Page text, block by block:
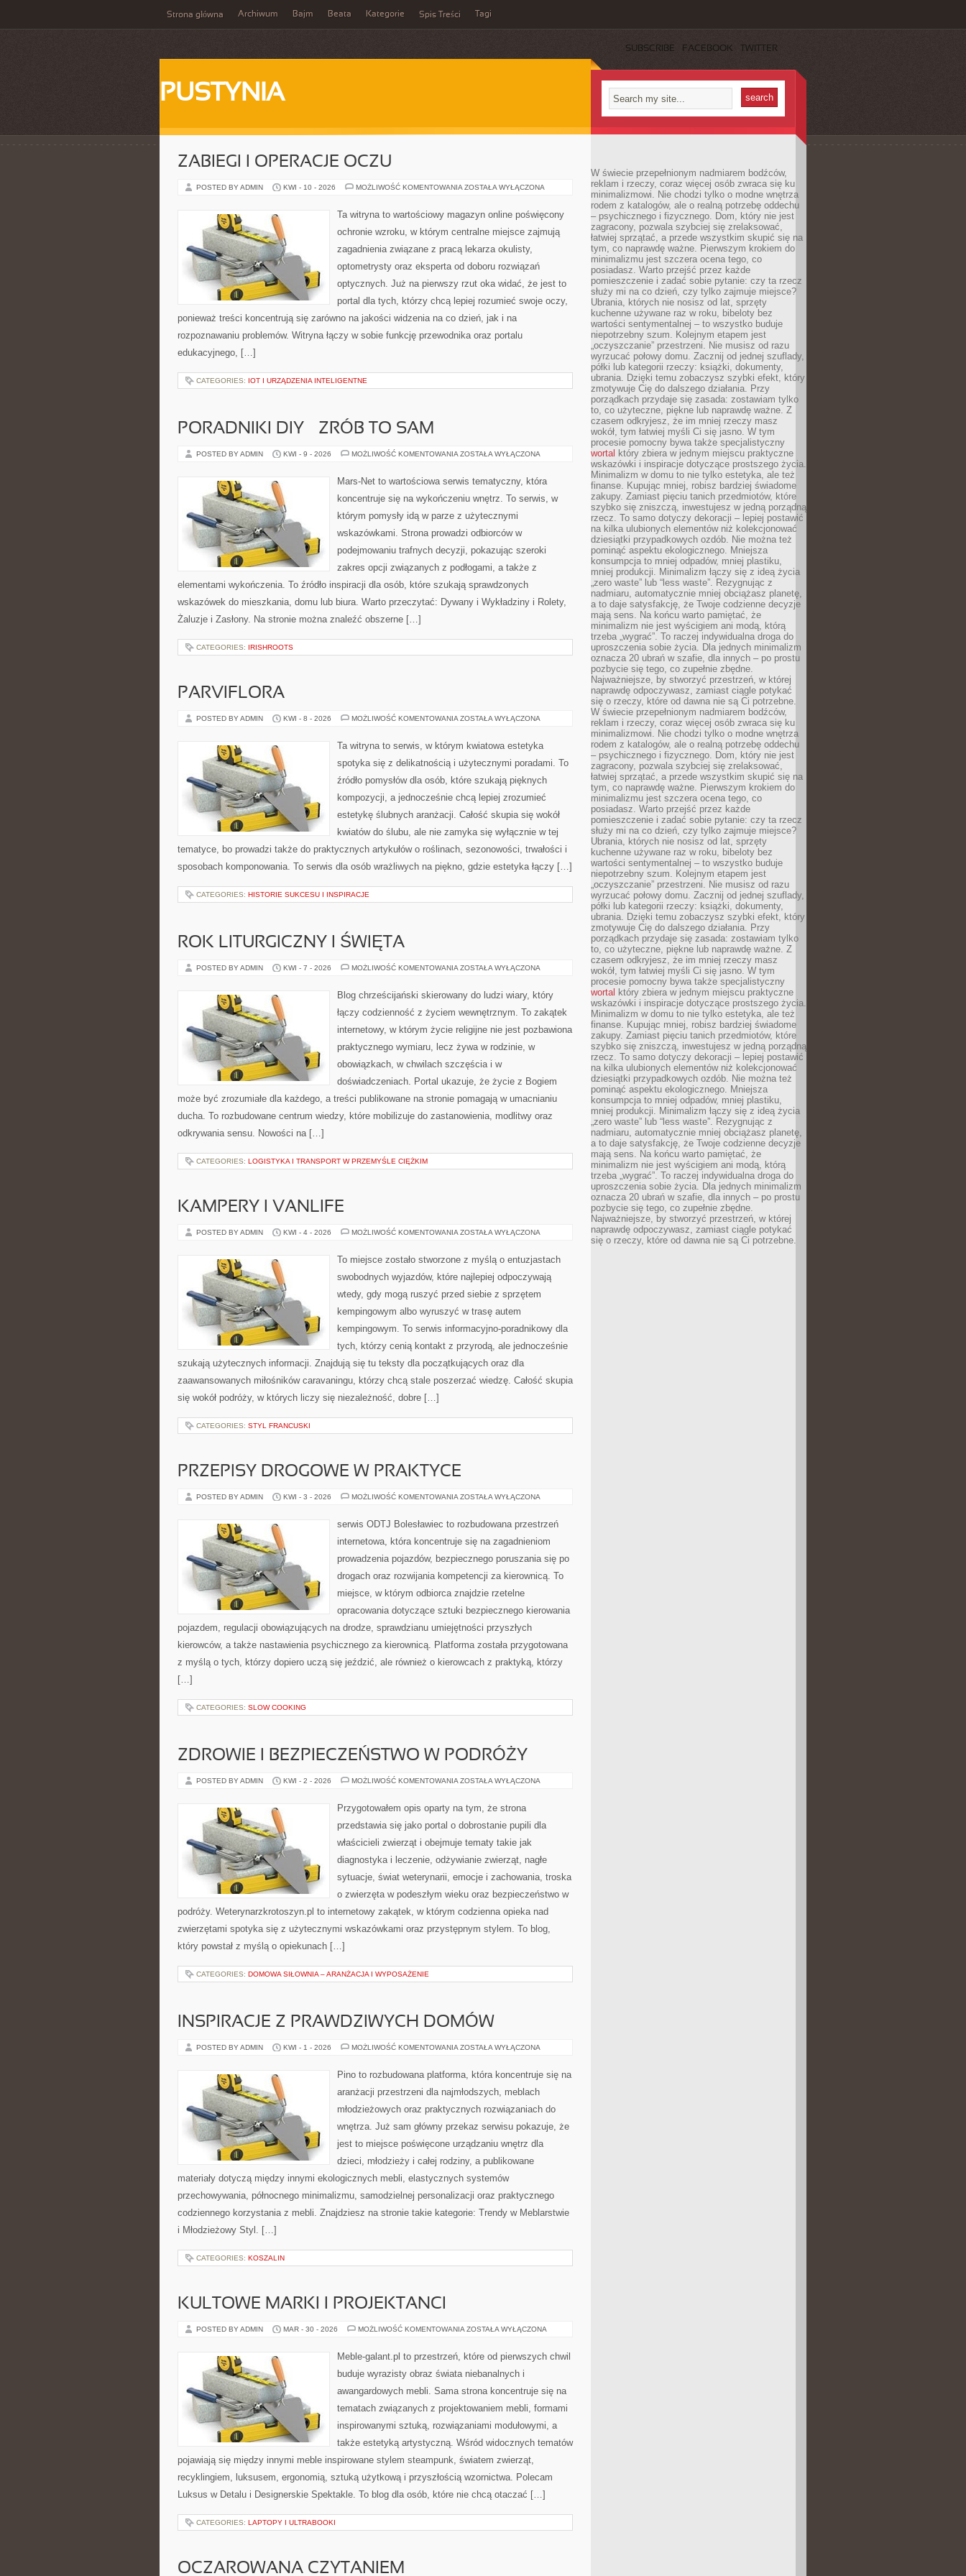
Strona główna Archiwum Bajm Beata Kategorie Spis Treści Tagi
SUBSCRIBE FACEBOOK TWITTER
PUSTYNIA
ZABIEGI I OPERACJE OCZU
POSTED BY ADMIN KWI - 10 - 2026 MOŻLIWOŚĆ KOMENTOWANIA ZABIEGI
ZOSTAŁA WYŁĄCZONA
Ta witryna to wartościowy magazyn online poświęcony
ochronie wzroku, w którym centralne miejsce zajmują
zagadnienia związane z pracą lekarza okulisty,
optometrysty oraz eksperta od doboru rozwiązań
optycznych. Już na pierwszy rzut oka widać, że jest to
portal dla tych, którzy chcą lepiej rozumieć swoje oczy,
ponieważ treści koncentrują się zarówno na jakości widzenia na co dzień, jak i na
rozpoznawaniu problemów. Witryna łączy w sobie funkcję przewodnika oraz portalu
edukacyjnego, […]
CATEGORIES: IOT I URZĄDZENIA INTELIGENTNE
PORADNIKI DIY – ZRÓB TO SAM
POSTED BY ADMIN KWI - 9 - 2026 MOŻLIWOŚĆ KOMENTOWANIA PORADNIKI
ZRÓB
TO
ZOSTAŁA WYŁĄCZONA
Mars-Net to wartościowa serwis tematyczny, która
koncentruje się na wykończeniu wnętrz. To serwis, w
którym pomysły idą w parze z użytecznymi
wskazówkami. Strona prowadzi odbiorców w
podejmowaniu trafnych decyzji, pokazując szeroki
zakres opcji związanych z podłogami, a także z
elementami wykończenia. To źródło inspiracji dla osób, które szukają sprawdzonych
wskazówek do mieszkania, domu lub biura. Warto przeczytać: Dywany i Wykładziny i Rolety,
Żaluzje i Zasłony. Na stronie można znaleźć obszerne […]
CATEGORIES: IRISHROOTS
PARVIFLORA
POSTED BY ADMIN KWI - 8 - 2026 MOŻLIWOŚĆ KOMENTOWANIA PARVIFLORA
ZOSTAŁA WYŁĄCZONA
Ta witryna to serwis, w którym kwiatowa estetyka
spotyka się z delikatnością i użytecznymi poradami. To
źródło pomysłów dla osób, które szukają pięknych
kompozycji, a jednocześnie chcą lepiej zrozumieć
estetykę ślubnych aranżacji. Całość skupia się wokół
kwiatów do ślubu, ale nie zamyka się wyłącznie w tej
tematyce, bo prowadzi także do praktycznych artykułów o roślinach, sezonowości, trwałości i
sposobach komponowania. To serwis dla osób wrażliwych na piękno, gdzie estetyka łączy […]
CATEGORIES: HISTORIE SUKCESU I INSPIRACJE
ROK LITURGICZNY I ŚWIĘTA
POSTED BY ADMIN KWI - 7 - 2026 MOŻLIWOŚĆ KOMENTOWANIA ROK
ŚWIĘTA
ZOSTAŁA WYŁĄCZONA
Blog chrześcijański skierowany do ludzi wiary, który
łączy codzienność z życiem wewnętrznym. To zakątek
internetowy, w którym życie religijne nie jest pozbawiona
praktycznego wymiaru, lecz żywa w rodzinie, w
obowiązkach, w chwilach szczęścia i w
doświadczeniach. Portal ukazuje, że życie z Bogiem
może być zrozumiałe dla każdego, a treści publikowane na stronie pomagają w umacnianiu
ducha. To rozbudowane centrum wiedzy, które mobilizuje do zastanowienia, modlitwy oraz
odkrywania sensu. Nowości na […]
CATEGORIES: LOGISTYKA I TRANSPORT W PRZEMYŚLE CIĘŻKIM
KAMPERY I VANLIFE
POSTED BY ADMIN KWI - 4 - 2026 MOŻLIWOŚĆ KOMENTOWANIA KAMPERY
ZOSTAŁA WYŁĄCZONA
To miejsce zostało stworzone z myślą o entuzjastach
swobodnych wyjazdów, które najlepiej odpoczywają
wtedy, gdy mogą ruszyć przed siebie z sprzętem
kempingowym albo wyruszyć w trasę autem
kempingowym. To serwis informacyjno-poradnikowy dla
tych, którzy cenią kontakt z przyrodą, ale jednocześnie
szukają użytecznych informacji. Znajdują się tu teksty dla początkujących oraz dla
zaawansowanych miłośników caravaningu, którzy chcą stale poszerzać wiedzę. Całość skupia
się wokół podróży, w których liczy się niezależność, dobre […]
CATEGORIES: STYL FRANCUSKI
PRZEPISY DROGOWE W PRAKTYCE
POSTED BY ADMIN KWI - 3 - 2026 MOŻLIWOŚĆ KOMENTOWANIA PRZEPISY
PRAKTYCE
ZOSTAŁA WYŁĄCZONA
serwis ODTJ Bolesławiec to rozbudowana przestrzeń
internetowa, która koncentruje się na zagadnieniom
prowadzenia pojazdów, bezpiecznego poruszania się po
drogach oraz rozwijania kompetencji za kierownicą. To
miejsce, w którym odbiorca znajdzie rzetelne
opracowania dotyczące sztuki bezpiecznego kierowania
pojazdem, regulacji obowiązujących na drodze, sprawdzianu umiejętności przyszłych
kierowców, a także nastawienia psychicznego za kierownicą. Platforma została przygotowana
z myślą o tych, którzy dopiero uczą się jeździć, ale również o kierowcach z praktyką, którzy
[…]
CATEGORIES: SLOW COOKING
ZDROWIE I BEZPIECZEŃSTWO W PODRÓŻY
POSTED BY ADMIN KWI - 2 - 2026 MOŻLIWOŚĆ KOMENTOWANIA ZDROWIE
PODRÓŻY
ZOSTAŁA WYŁĄCZONA
Przygotowałem opis oparty na tym, że strona
przedstawia się jako portal o dobrostanie pupili dla
właścicieli zwierząt i obejmuje tematy takie jak
diagnostyka i leczenie, odżywianie zwierząt, nagłe
sytuacje, świat weterynarii, emocje i zachowania, troska
o zwierzęta w podeszłym wieku oraz bezpieczeństwo w
podróży. Weterynarzkrotoszyn.pl to internetowy zakątek, w którym codzienna opieka nad
zwierzętami spotyka się z użytecznymi wskazówkami oraz przystępnym stylem. To blog,
który powstał z myślą o opiekunach […]
CATEGORIES: DOMOWA SIŁOWNIA – ARANŻACJA I WYPOSAŻENIE
INSPIRACJE Z PRAWDZIWYCH DOMÓW
POSTED BY ADMIN KWI - 1 - 2026 MOŻLIWOŚĆ KOMENTOWANIA INSPIRACJE
DOMÓW
ZOSTAŁA WYŁĄCZONA
Pino to rozbudowana platforma, która koncentruje się na
aranżacji przestrzeni dla najmłodszych, meblach
młodzieżowych oraz praktycznych rozwiązaniach do
wnętrza. Już sam główny przekaz serwisu pokazuje, że
jest to miejsce poświęcone urządzaniu wnętrz dla
dzieci, młodzieży i całej rodziny, a publikowane
materiały dotyczą między innymi ekologicznych mebli, elastycznych systemów
przechowywania, północnego minimalizmu, samodzielnej personalizacji oraz praktycznego
codziennego korzystania z mebli. Znajdziesz na stronie takie kategorie: Trendy w Meblarstwie
i Młodzieżowy Styl. […]
CATEGORIES: KOSZALIN
KULTOWE MARKI I PROJEKTANCI
POSTED BY ADMIN MAR - 30 - 2026 MOŻLIWOŚĆ KOMENTOWANIA KULTOWE
PROJEKTANCI
ZOSTAŁA WYŁĄCZONA
Meble-galant.pl to przestrzeń, które od pierwszych chwil
buduje wyrazisty obraz świata niebanalnych i
awangardowych mebli. Sama strona koncentruje się na
tematach związanych z projektowaniem mebli, formami
inspirowanymi sztuką, rozwiązaniami modułowymi, a
także estetyką artystyczną. Wśród widocznych tematów
pojawiają się między innymi meble inspirowane stylem steampunk, światem zwierząt,
recyklingiem, luksusem, ergonomią, sztuką użytkową i przyszłością wzornictwa. Polecam
Luksus w Detalu i Designerskie Spektakle. To blog dla osób, które nie chcą otaczać […]
CATEGORIES: LAPTOPY I ULTRABOOKI
OCZAROWANA CZYTANIEM
W świecie przepełnionym nadmiarem bodźców,
reklam i rzeczy, coraz więcej osób zwraca się ku
minimalizmowi. Nie chodzi tylko o modne wnętrza
rodem z katalogów, ale o realną potrzebę oddechu
– psychicznego i fizycznego. Dom, który nie jest
zagracony, pozwala szybciej się zrelaksować,
łatwiej sprzątać, a przede wszystkim skupić się na
tym, co naprawdę ważne. Pierwszym krokiem do
minimalizmu jest szczera ocena tego, co
posiadasz. Warto przejść przez każde
pomieszczenie i zadać sobie pytanie: czy ta rzecz
służy mi na co dzień, czy tylko zajmuje miejsce?
Ubrania, których nie nosisz od lat, sprzęty
kuchenne używane raz w roku, bibeloty bez
wartości sentymentalnej – to wszystko buduje
niepotrzebny szum. Kolejnym etapem jest
„oczyszczanie” przestrzeni. Nie musisz od razu
wyrzucać połowy domu. Zacznij od jednej szuflady,
półki lub kategorii rzeczy: książki, dokumenty,
ubrania. Dzięki temu zobaczysz szybki efekt, który
zmotywuje Cię do dalszego działania. Przy
porządkach przydaje się zasada: zostawiam tylko
to, co użyteczne, piękne lub naprawdę ważne. Z
czasem odkryjesz, że im mniej rzeczy masz
wokół, tym łatwiej myśli Ci się jasno. W tym
procesie pomocny bywa także specjalistyczny
wortal który zbiera w jednym miejscu praktyczne
wskazówki i inspiracje dotyczące prostszego życia.
Minimalizm w domu to nie tylko estetyka, ale też
finanse. Kupując mniej, robisz bardziej świadome
zakupy. Zamiast pięciu tanich przedmiotów, które
szybko się zniszczą, inwestujesz w jedną porządną
rzecz. To samo dotyczy dekoracji – lepiej postawić
na kilka ulubionych elementów niż kolekcjonować
dziesiątki przypadkowych ozdób. Nie można też
pominąć aspektu ekologicznego. Mniejsza
konsumpcja to mniej odpadów, mniej plastiku,
mniej produkcji. Minimalizm łączy się z ideą życia
„zero waste” lub “less waste”. Rezygnując z
nadmiaru, automatycznie mniej obciążasz planetę,
a to daje satysfakcję, że Twoje codzienne decyzje
mają sens. Na końcu warto pamiętać, że
minimalizm nie jest wyścigiem ani modą, którą
trzeba „wygrać”. To raczej indywidualna droga do
uproszczenia sobie życia. Dla jednych minimalizm
oznacza 20 ubrań w szafie, dla innych – po prostu
pozbycie się tego, co zupełnie zbędne.
Najważniejsze, by stworzyć przestrzeń, w której
naprawdę odpoczywasz, zamiast ciągle potykać
się o rzeczy, które od dawna nie są Ci potrzebne.
W świecie przepełnionym nadmiarem bodźców,
reklam i rzeczy, coraz więcej osób zwraca się ku
minimalizmowi. Nie chodzi tylko o modne wnętrza
rodem z katalogów, ale o realną potrzebę oddechu
– psychicznego i fizycznego. Dom, który nie jest
zagracony, pozwala szybciej się zrelaksować,
łatwiej sprzątać, a przede wszystkim skupić się na
tym, co naprawdę ważne. Pierwszym krokiem do
minimalizmu jest szczera ocena tego, co
posiadasz. Warto przejść przez każde
pomieszczenie i zadać sobie pytanie: czy ta rzecz
służy mi na co dzień, czy tylko zajmuje miejsce?
Ubrania, których nie nosisz od lat, sprzęty
kuchenne używane raz w roku, bibeloty bez
wartości sentymentalnej – to wszystko buduje
niepotrzebny szum. Kolejnym etapem jest
„oczyszczanie” przestrzeni. Nie musisz od razu
wyrzucać połowy domu. Zacznij od jednej szuflady,
półki lub kategorii rzeczy: książki, dokumenty,
ubrania. Dzięki temu zobaczysz szybki efekt, który
zmotywuje Cię do dalszego działania. Przy
porządkach przydaje się zasada: zostawiam tylko
to, co użyteczne, piękne lub naprawdę ważne. Z
czasem odkryjesz, że im mniej rzeczy masz
wokół, tym łatwiej myśli Ci się jasno. W tym
procesie pomocny bywa także specjalistyczny
wortal który zbiera w jednym miejscu praktyczne
wskazówki i inspiracje dotyczące prostszego życia.
Minimalizm w domu to nie tylko estetyka, ale też
finanse. Kupując mniej, robisz bardziej świadome
zakupy. Zamiast pięciu tanich przedmiotów, które
szybko się zniszczą, inwestujesz w jedną porządną
rzecz. To samo dotyczy dekoracji – lepiej postawić
na kilka ulubionych elementów niż kolekcjonować
dziesiątki przypadkowych ozdób. Nie można też
pominąć aspektu ekologicznego. Mniejsza
konsumpcja to mniej odpadów, mniej plastiku,
mniej produkcji. Minimalizm łączy się z ideą życia
„zero waste” lub “less waste”. Rezygnując z
nadmiaru, automatycznie mniej obciążasz planetę,
a to daje satysfakcję, że Twoje codzienne decyzje
mają sens. Na końcu warto pamiętać, że
minimalizm nie jest wyścigiem ani modą, którą
trzeba „wygrać”. To raczej indywidualna droga do
uproszczenia sobie życia. Dla jednych minimalizm
oznacza 20 ubrań w szafie, dla innych – po prostu
pozbycie się tego, co zupełnie zbędne.
Najważniejsze, by stworzyć przestrzeń, w której
naprawdę odpoczywasz, zamiast ciągle potykać
się o rzeczy, które od dawna nie są Ci potrzebne.